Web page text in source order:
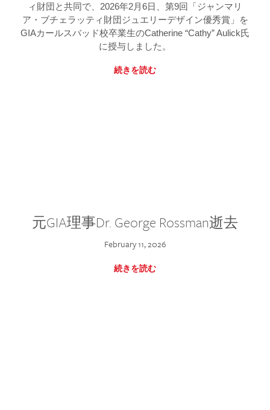
ィ財団と共同で、2026年2月6日、第9回「ジャンマリ
ア・ブチェラッティ財団ジュエリーデザイン優秀賞」を
GIAカールスバッド校卒業生のCatherine “Cathy” Aulick氏
に授与しました。
続きを読む
元GIA理事Dr. George Rossman逝去
February 11, 2026
続きを読む